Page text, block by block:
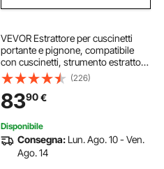
VEVOR Estrattore per cuscinetti
portante e pignone, compatibile
con cuscinetti, strumento estrattore
pignone con 2 conchiglie,
estrattore per cuscinetti portante a
conchiglia in acciaio 45# per ripara
(226)
8390€
Disponibile
Consegna: Lun. Ago. 10 - Ven.
Ago. 14